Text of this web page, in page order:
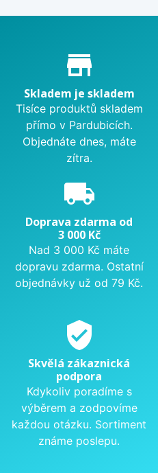
Proč nakupovat u nás?
store_mall_directory
Skladem je skladem
Tisíce produktů skladem
přímo v Pardubicích.
Objednáte dnes, máte
zítra.
local_shipping
Doprava zdarma od
3 000 Kč
Nad 3 000 Kč máte
dopravu zdarma. Ostatní
objednávky už od 79 Kč.
verified_user
Skvělá zákaznická
podpora
Kdykoliv poradíme s
výběrem a zodpovíme
každou otázku. Sortiment
známe poslepu.